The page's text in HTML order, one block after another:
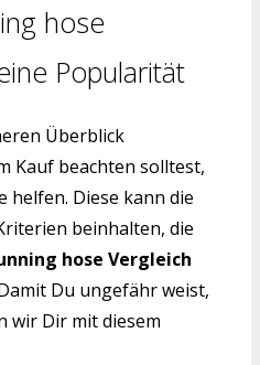
hose
Popularität
Überblick
Kauf beachten solltest,
helfen. Diese kann die
beinhalten, die
hose Vergleich
Du ungefähr weist,
wir Dir mit diesem